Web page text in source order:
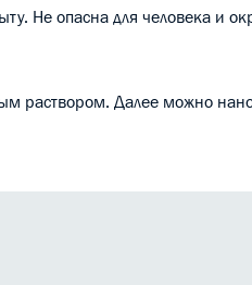
Не опасна для человека и
раствором. Далее можно